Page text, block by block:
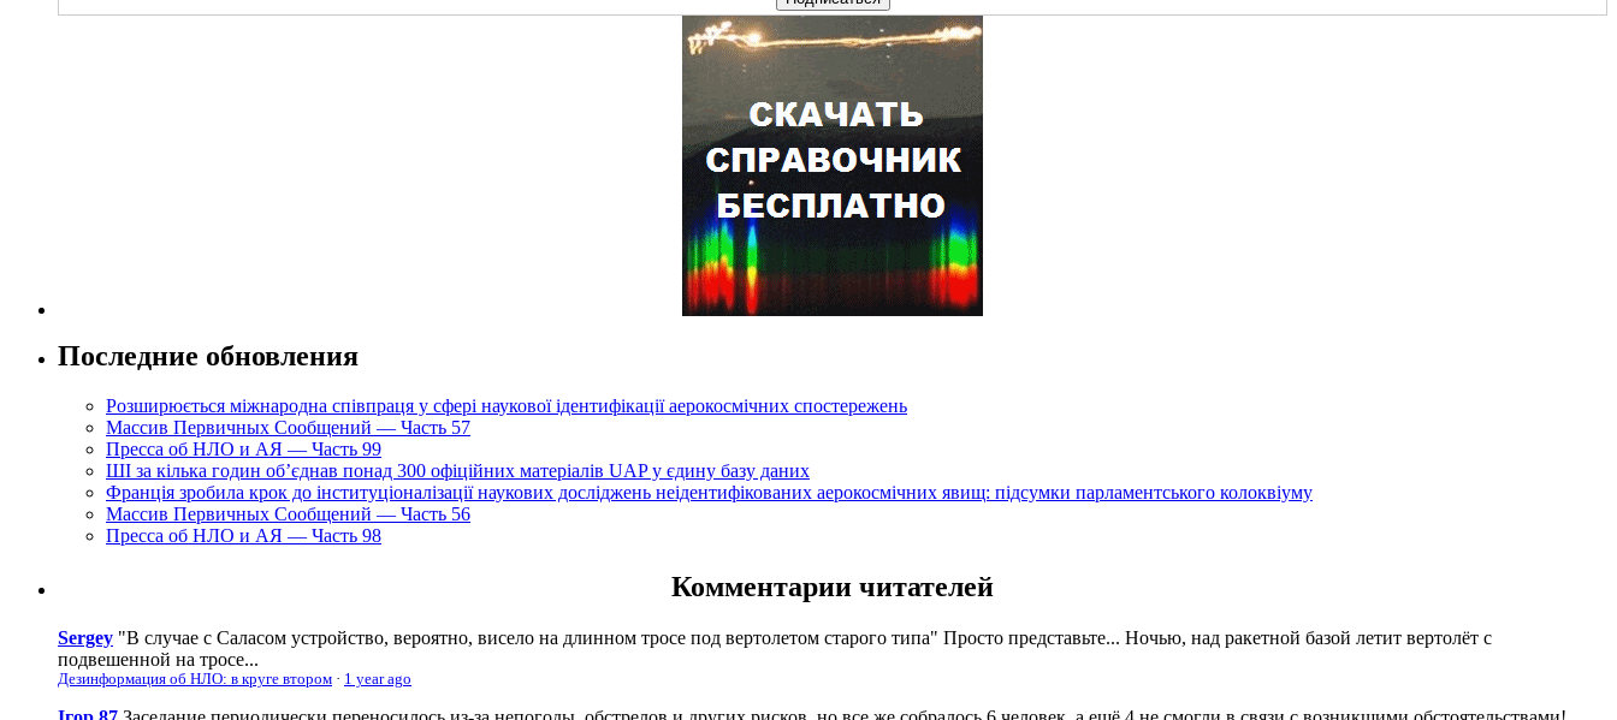
Последние обновления
Розширюється міжнародна співпраця у сфері наукової ідентифікації аерокосмічних спостережень
Массив Первичных Сообщений — Часть 57
Пресса об НЛО и АЯ — Часть 99
ШІ за кілька годин об’єднав понад 300 офіційних матеріалів UAP у єдину базу даних
Франція зробила крок до інституціоналізації наукових досліджень неідентифікованих аерокосмічних явищ: підсумки парламентського колоквіуму
Массив Первичных Сообщений — Часть 56
Пресса об НЛО и АЯ — Часть 98
Комментарии читателей
Sergey "В случае с Саласом устройство, вероятно, висело на длинном тросе под вертолетом старого типа" Просто представьте... Ночью, над ракетной базой летит вертолёт с
подвешенной на тросе...
Дезинформация об НЛО: в круге втором · 1 year ago